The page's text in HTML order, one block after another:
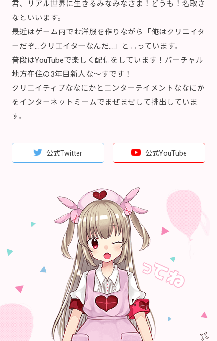
君、リアル世界に生きるみなみなさま！どうも！名取さ
なといいます。
最近はゲーム内でお洋服を作りながら「俺はクリエイタ
ーだぞ…クリエイターなんだ…」と言っています。
普段はYouTubeで楽しく配信をしています！バーチャル
地方在住の3年目新人な～すです！
クリエイティブななにかとエンターテイメントななにか
をインターネットミームでまぜまぜして排出していま
す。
公式Twitter 公式YouTube